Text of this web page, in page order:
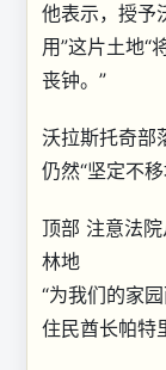
他表示，授予
用”这片土地“
丧钟。”
沃拉斯托奇部
仍然“坚定不移
顶部 注意法
林地
“为我们的家
住民酋长帕特